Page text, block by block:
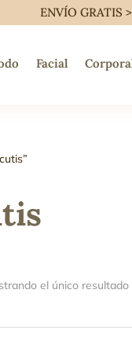
ENVÍO GRATIS
Facial
el único resultado